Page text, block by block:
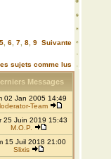
5 6 7 8 9 Suivante
sujets comme lus
Messages
02 Jan 2005 14:49
Team
25 Juin 2019 15:43
M.O.P.
15 Juil 2018 21:00
Slixis